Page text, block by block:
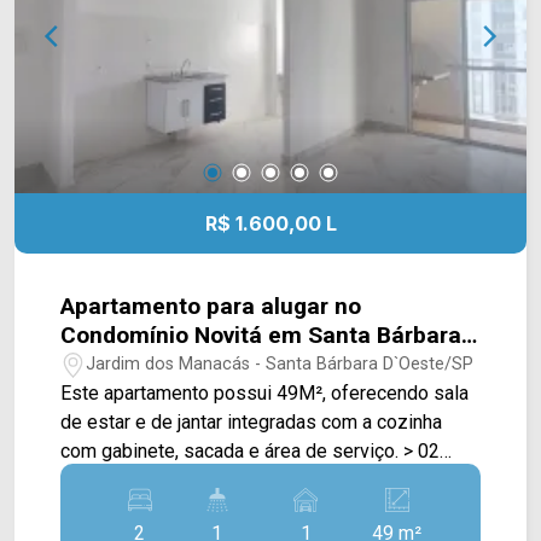
R$ 1.600,00 L
Apartamento para alugar no
Condomínio Novitá em Santa Bárbara
d`Oeste/SP
Jardim dos Manacás - Santa Bárbara D`Oeste/SP
Este apartamento possui 49M², oferecendo sala
de estar e de jantar integradas com a cozinha
com gabinete, sacada e área de serviço. > 02
quartos; > 01 banheiro social; > 01 vaga de
garagem. Localizado no bairro Jardim dos
2 1 1 49 m²